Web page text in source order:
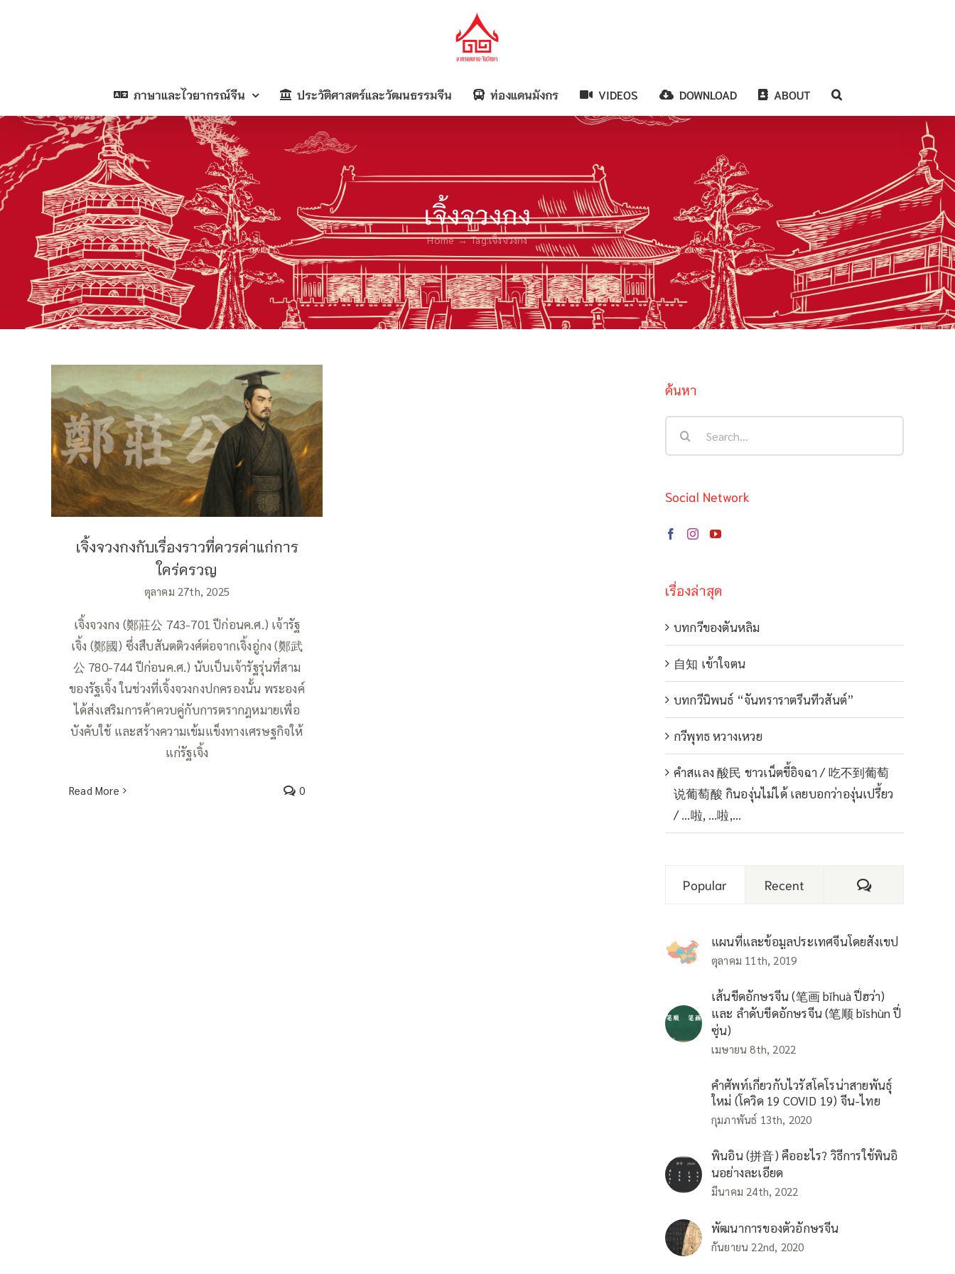
ภาษาและไวยากรณ์จีน ประวัติศาสตร์และวัฒนธรรมจีน ท่องแดนมังกร VIDEOS DOWNLOAD ABOUT
เจิ้งจวงกง
Home Tag:เจิ้งจวงกง
เจิ้งจวงกงกับเรื่องราวที่ควรค่าแก่การ
ใคร่ครวญ
เจิ้งจวงกงกับเรื่องราวที่ควรค่าแก่การ
ใคร่ครวญ
ตุลาคม 27th, 2025
เจิ้งจวงกง (鄭莊公 743-701 ปีก่อนค.ศ.) เจ้ารัฐ
เจิ้ง (鄭國) ซึ่งสืบสันตติวงศ์ต่อจากเจิ้งอู่กง (鄭武
公 780-744 ปีก่อนค.ศ.) นับเป็นเจ้ารัฐรุ่นที่สาม
ของรัฐเจิ้ง ในช่วงที่เจิ้งจวงกงปกครองนั้น พระองค์
ได้ส่งเสริมการค้าควบคู่กับการตรากฎหมายเพื่อ
บังคับใช้ และสร้างความเข้มแข็งทางเศรษฐกิจให้
แก่รัฐเจิ้ง
Read More 0
ค้นหา
Social Network
เรื่องล่าสุด
บทกวีของตันหลิม
自知 เข้าใจตน
บทกวีนิพนธ์ “จันทราราตรีนทีวสันต์”
กวีพุทธ หวางเหวย
คำสแลง 酸民 ชาวเน็ตขี้อิจฉา / 吃不到葡萄
说葡萄酸 กินองุ่นไม่ได้ เลยบอกว่าองุ่นเปรี้ยว
/ …啦, …啦,…
Popular Recent Comments
แผนที่และข้อมูลประเทศจีนโดยสังเขป
ตุลาคม 11th, 2019
เส้นขีดอักษรจีน (笔画 bǐhuà ปี่ฮว่า)
และ ลำดับขีดอักษรจีน (笔顺 bǐshùn ปี่
ซุ่น)
เมษายน 8th, 2022
คำศัพท์เกี่ยวกับไวรัสโคโรน่าสายพันธุ์
ใหม่ (โควิด 19 COVID 19) จีน-ไทย
กุมภาพันธ์ 13th, 2020
พินอิน (拼音) คืออะไร? วิธีการใช้พินอิ
นอย่างละเอียด
มีนาคม 24th, 2022
พัฒนาการของตัวอักษรจีน
กันยายน 22nd, 2020